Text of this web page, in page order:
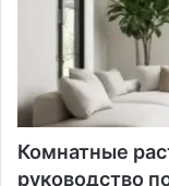
Комнатные
руководство